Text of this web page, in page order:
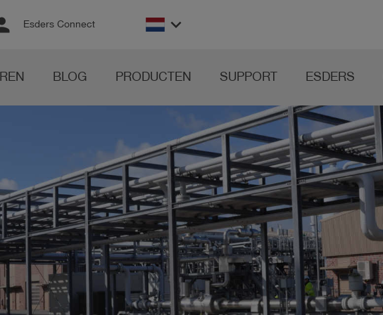
Esders Connect keyboard_arrow_down
BLOG PRODUCTEN SUPPORT ESDERS